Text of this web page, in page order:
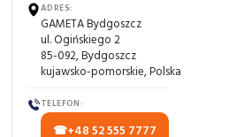
ADRES:
GAMETA Bydgoszcz
ul. Ogińskiego 2
85-092, Bydgoszcz
kujawsko-pomorskie, Polska
TELEFON:
+48 52 555 7777